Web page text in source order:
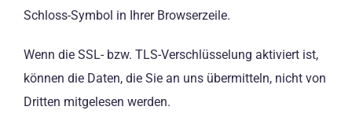
Schloss-Symbol in Ihrer Browserzeile.
Wenn die SSL- bzw. TLS-Verschlüsselung aktiviert ist,
können die Daten, die Sie an uns übermitteln, nicht von
Dritten mitgelesen werden.